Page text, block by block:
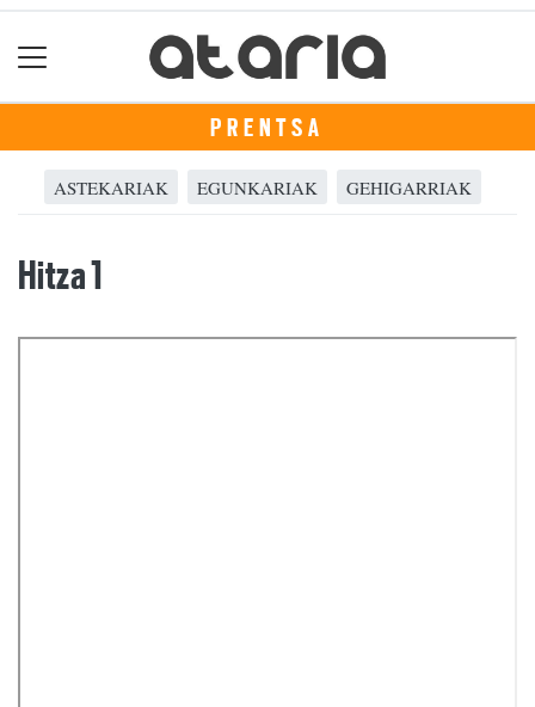
PRENTSA
ASTEKARIAK EGUNKARIAK GEHIGARRIAK
Hitza 1